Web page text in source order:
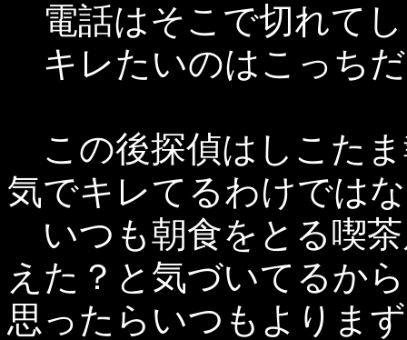
電話はそこで切れて
キレたいのはこっち
この後探偵はしこた
気でキレてるわけでは
いつも朝食をとる喫
えた？と気づいてるか
思ったらいつもよりま